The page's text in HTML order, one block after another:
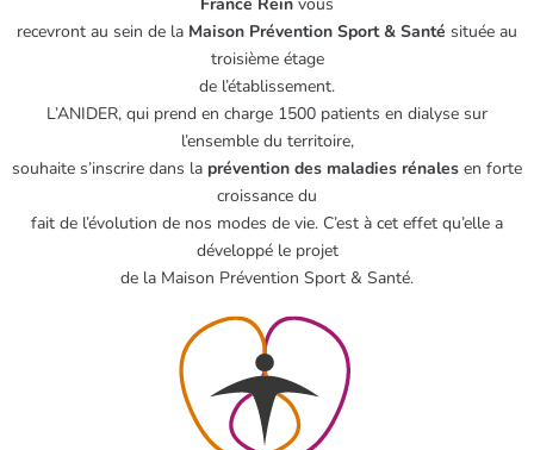
recevront au sein de la Maison Prévention Sport & Santé située au
troisième étage
de l’établissement.
L’ANIDER, qui prend en charge 1500 patients en dialyse sur
l’ensemble du territoire,
souhaite s’inscrire dans la prévention des maladies rénales en forte
croissance du
fait de l’évolution de nos modes de vie. C’est à cet effet qu’elle a
développé le projet
de la Maison Prévention Sport & Santé.